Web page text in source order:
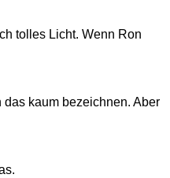
tolles Licht. Wenn Ron
kaum bezeichnen. Aber